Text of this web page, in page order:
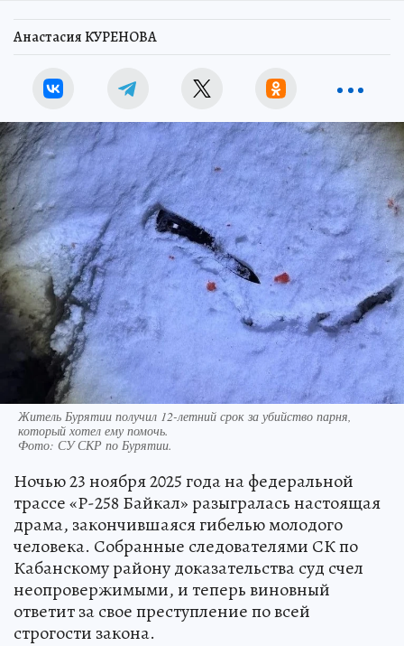
Анастасия КУРЕНОВА
Житель Бурятии получил 12-летний срок за убийство парня,
который хотел ему помочь.
Фото: СУ СКР по Бурятии.
Ночью 23 ноября 2025 года на федеральной
трассе «Р-258 Байкал» разыгралась настоящая
драма, закончившаяся гибелью молодого
человека. Собранные следователями СК по
Кабанскому району доказательства суд счел
неопровержимыми, и теперь виновный
ответит за свое преступление по всей
строгости закона.